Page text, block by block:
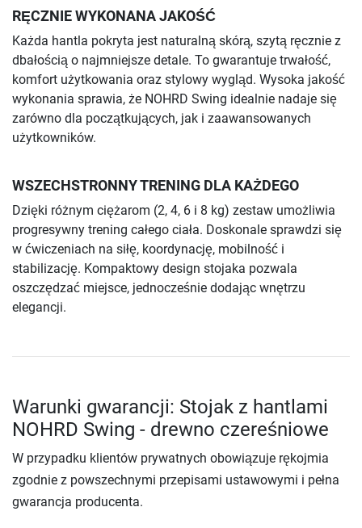
RĘCZNIE WYKONANA JAKOŚĆ
Każda hantla pokryta jest naturalną skórą, szytą ręcznie z
dbałością o najmniejsze detale. To gwarantuje trwałość,
komfort użytkowania oraz stylowy wygląd. Wysoka jakość
wykonania sprawia, że NOHRD Swing idealnie nadaje się
zarówno dla początkujących, jak i zaawansowanych
użytkowników.
WSZECHSTRONNY TRENING DLA KAŻDEGO
Dzięki różnym ciężarom (2, 4, 6 i 8 kg) zestaw umożliwia
progresywny trening całego ciała. Doskonale sprawdzi się
w ćwiczeniach na siłę, koordynację, mobilność i
stabilizację. Kompaktowy design stojaka pozwala
oszczędzać miejsce, jednocześnie dodając wnętrzu
elegancji.
Warunki gwarancji: Stojak z hantlami
NOHRD Swing - drewno czereśniowe
W przypadku klientów prywatnych obowiązuje rękojmia
zgodnie z powszechnymi przepisami ustawowymi i pełna
gwarancja producenta.